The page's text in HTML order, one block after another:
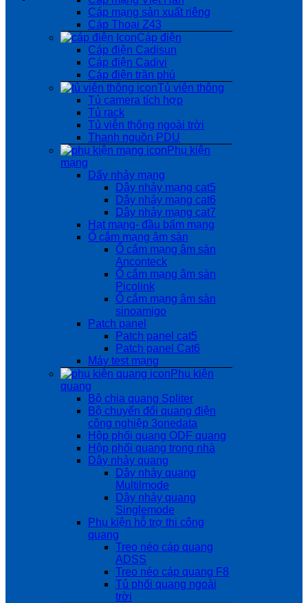
Cáp mạng sản xuất riêng
Cáp Thoại Z43
Cáp điện
Cáp điện Cadisun
Cáp điện Cadivi
Cáp điện trần phú
Tủ viễn thông
Tủ camera tích hợp
Tủ rack
Tủ viễn thông ngoài trời
Thanh nguồn PDU
Phụ kiện
mạng
Dẩy nhảy mạng
Dây nhảy mạng cat5
Dây nhảy mạng cat6
Dây nhảy mạng cat7
Hạt mạng- đầu bấm mạng
Ổ cắm mạng âm sàn
Ổ cắm mạng âm sàn
Anconteck
Ổ cắm mạng âm sàn
Picolink
Ổ cắm mạng âm sàn
sinoamigo
Patch panel
Patch panel cat5
Patch panel Cat6
Máy test mạng
Phụ kiện
quang
Bộ chia quang Spliter
Bộ chuyển đổi quang điện
công nghiệp 3onedata
Hộp phối quang ODF quang
Hộp phối quang trong nhà
Dây nhảy quang
Dây nhảy quang
Multilmode
Dây nhảy quang
Singlemode
Phụ kiện hỗ trợ thi công
quang
Treo néo cáp quang
ADSS
Treo néo cáp quang F8
Tủ phối quang ngoài
trời